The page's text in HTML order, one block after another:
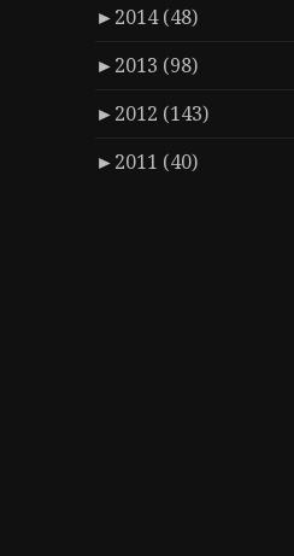
►2014 (48)
►2013 (98)
►2012 (143)
►2011 (40)